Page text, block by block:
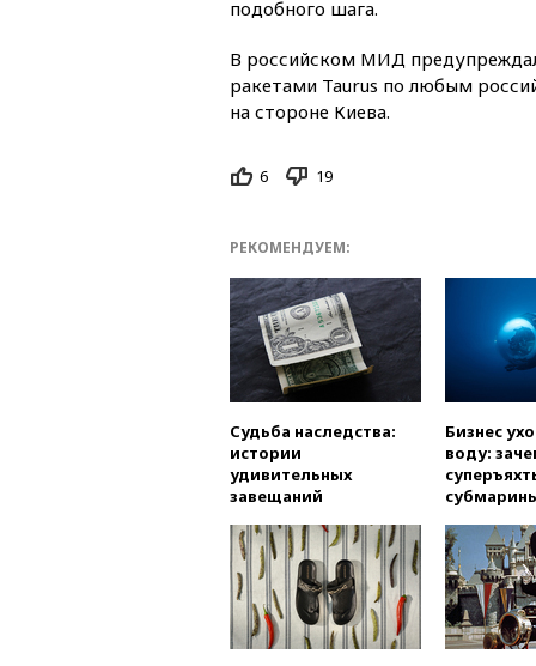
подобного шага.
В российском МИД
ракетами Taurus по любым
на стороне Киева.
6 19
РЕКОМЕНДУЕМ:
Судьба наследства:
истории
удивительных
завещаний
Бизнес
воду: